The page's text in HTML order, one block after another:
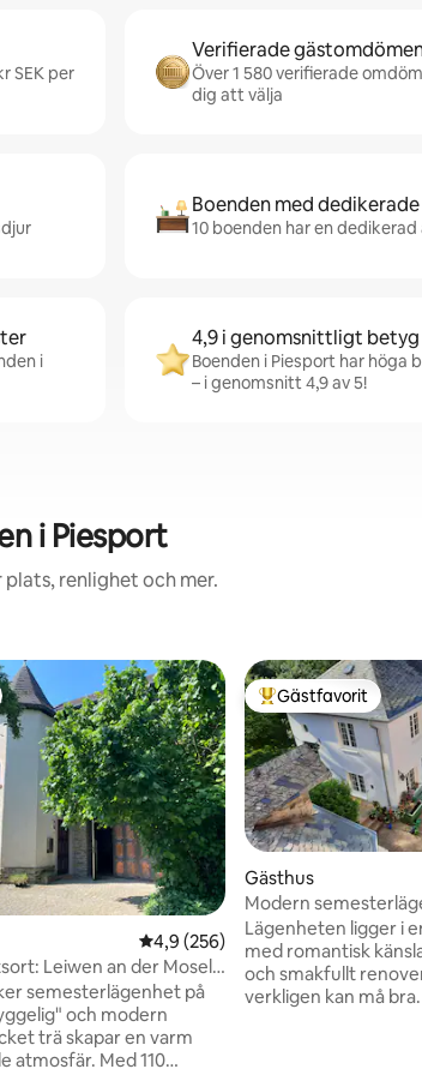
SEK per
Verifierade
Över 1 580 verifierade
dig att välja
Boenden med
10 boenden har en
i
4,9 i genomsnittligt betyg
Boenden i Piesport har höga
– i genomsnitt 4,9 av 5!
i Piesport
renlighet och mer.
4,9 av 5 i genomsnittligt betyg,
4,9 (256)
Leiwen an der Mosel,
semesterlägenhet på
och modern
trä skapar en varm
atmosfär. Med 110
Populär gästfavorit
Gästfavorit
Gästhus
Modern
vingård
Lägenheten ligger i
med romantisk
och smakfullt
verkligen kan må